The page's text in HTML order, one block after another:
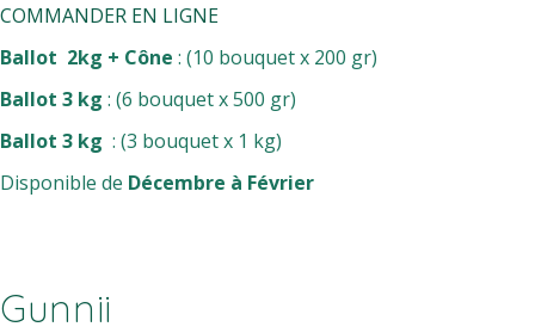
COMMANDER EN LIGNE
Ballot 2kg + Cône : (10 bouquet x 200 gr)
Ballot 3 kg : (6 bouquet x 500 gr)
Ballot 3 kg : (3 bouquet x 1 kg)
Disponible de Décembre à Février
Gunnii